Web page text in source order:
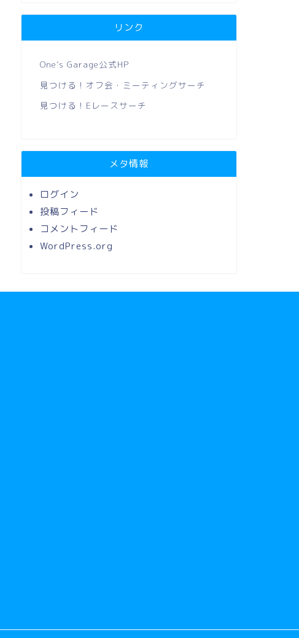
リンク
One’s Garage公式HP
見つける！オフ会・ミーティングサーチ
見つける！Eレースサーチ
メタ情報
ログイン
投稿フィード
コメントフィード
WordPress.org